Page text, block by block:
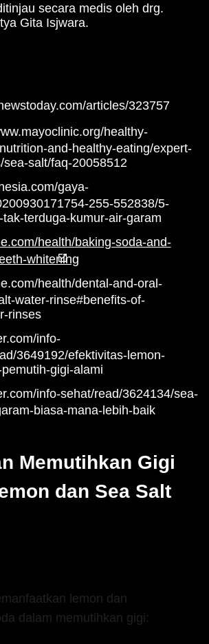
secara medis oleh drg.
Gita Isjwara.
articles/323757
healthy-
and-healthy-eating/expert-
sea-salt/faq-20058512
gaya-
255-552838/5-
tak-terduga-kumur-air-garam
health/baking-soda-and-
whitening
health/dental-and-oral-
water-rinse#benefits-of-
rinses
info-
3649192/efektivitas-lemon-
gigi-alami
info-sehat/read/3624134/sea-
biasa-mana-lebih-baik
Memutihkan Gigi
dan Sea Salt
lemon dan
dalam memutihkan gigi: